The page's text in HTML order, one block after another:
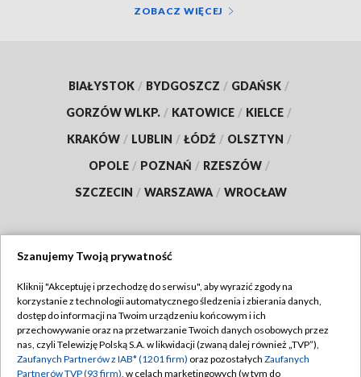
ZOBACZ WIĘCEJ
BIAŁYSTOK / BYDGOSZCZ / GDAŃSK /
GORZÓW WLKP. / KATOWICE / KIELCE /
KRAKÓW / LUBLIN / ŁÓDŹ / OLSZTYN /
OPOLE / POZNAŃ / RZESZÓW /
SZCZECIN / WARSZAWA / WROCŁAW
TVP
Abonament TVP
Emisja w TVP
Regulamin TVP
Polityka prywatności
Szanujemy Twoją prywatność
Kliknij "Akceptuję i przechodzę do serwisu", aby wyrazić zgody na
korzystanie z technologii automatycznego śledzenia i zbierania danych,
dostęp do informacji na Twoim urządzeniu końcowym i ich
przechowywanie oraz na przetwarzanie Twoich danych osobowych przez
nas, czyli Telewizję Polską S.A. w likwidacji (zwaną dalej również „TVP”),
Zaufanych Partnerów z IAB* (1201 firm) oraz pozostałych Zaufanych
Partnerów TVP (93 firm), w celach marketingowych (w tym do